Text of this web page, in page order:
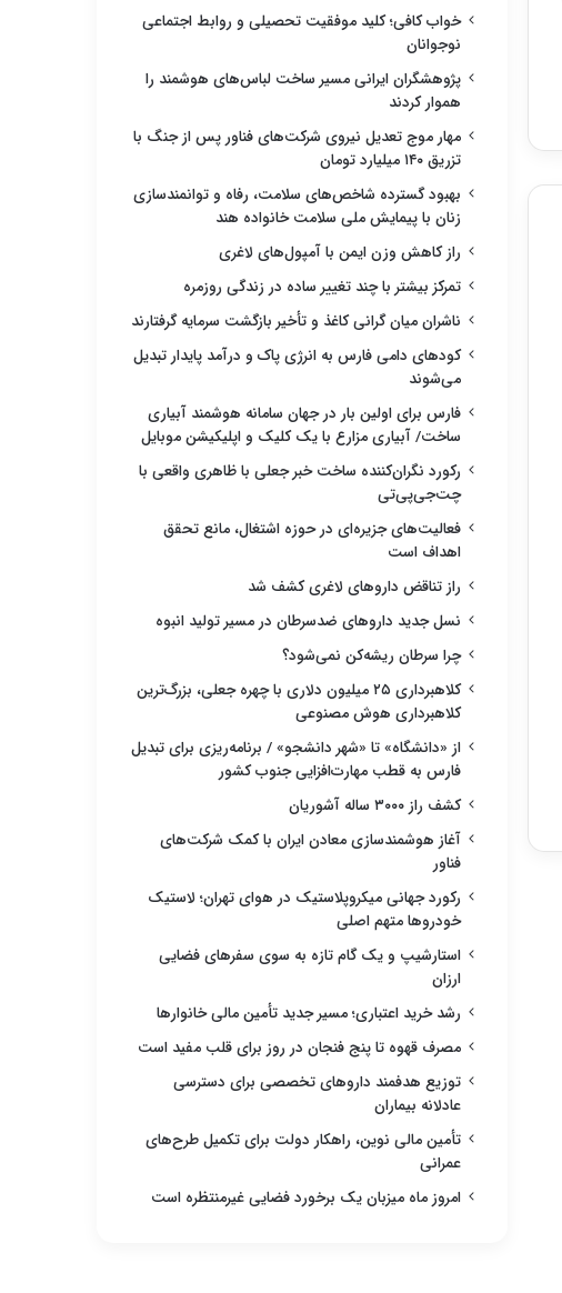
خواب کافی؛ کلید موفقیت تحصیلی و روابط اجتماعی
نوجوانان
پژوهشگران ایرانی مسیر ساخت لباس‌های هوشمند را
هموار کردند
مهار موج تعدیل نیروی شرکت‌های فناور پس از جنگ با
تزریق ۱۴۰ میلیارد تومان
بهبود گسترده شاخص‌های سلامت، رفاه و توانمندسازی
زنان با پیمایش ملی سلامت خانواده هند
راز کاهش وزن ایمن با آمپول‌های لاغری
تمرکز بیشتر با چند تغییر ساده در زندگی روزمره
ناشران میان گرانی کاغذ و تأخیر بازگشت سرمایه گرفتارند
کودهای دامی فارس به انرژی پاک و درآمد پایدار تبدیل
می‌شوند
فارس برای اولین بار در جهان سامانه هوشمند آبیاری
ساخت/ آبیاری مزارع با یک کلیک و اپلیکیشن موبایل
رکورد نگران‌کننده ساخت خبر جعلی با ظاهری واقعی با
چت‌جی‌پی‌تی
فعالیت‌های جزیره‌ای در حوزه اشتغال، مانع تحقق
اهداف است
راز تناقض داروهای لاغری کشف شد
نسل جدید داروهای ضدسرطان در مسیر تولید انبوه
چرا سرطان ریشه‌کن نمی‌شود؟
کلاهبرداری ۲۵ میلیون دلاری با چهره جعلی، بزرگ‌ترین
کلاهبرداری هوش مصنوعی
از «دانشگاه» تا «شهر دانشجو» / برنامه‌ریزی برای تبدیل
فارس به قطب مهارت‌افزایی جنوب کشور
کشف راز ۳۰۰۰ ساله آشوریان
آغاز هوشمندسازی معادن ایران با کمک شرکت‌های
فناور
رکورد جهانی میکروپلاستیک در هوای تهران؛ لاستیک
خودروها متهم اصلی
استارشیپ و یک گام تازه به سوی سفرهای فضایی
ارزان
رشد خرید اعتباری؛ مسیر جدید تأمین مالی خانوارها
مصرف قهوه تا پنج فنجان در روز برای قلب مفید است
توزیع هدفمند داروهای تخصصی برای دسترسی
عادلانه بیماران
تأمین مالی نوین، راهکار دولت برای تکمیل طرح‌های
عمرانی
امروز ماه میزبان یک برخورد فضایی غیرمنتظره است